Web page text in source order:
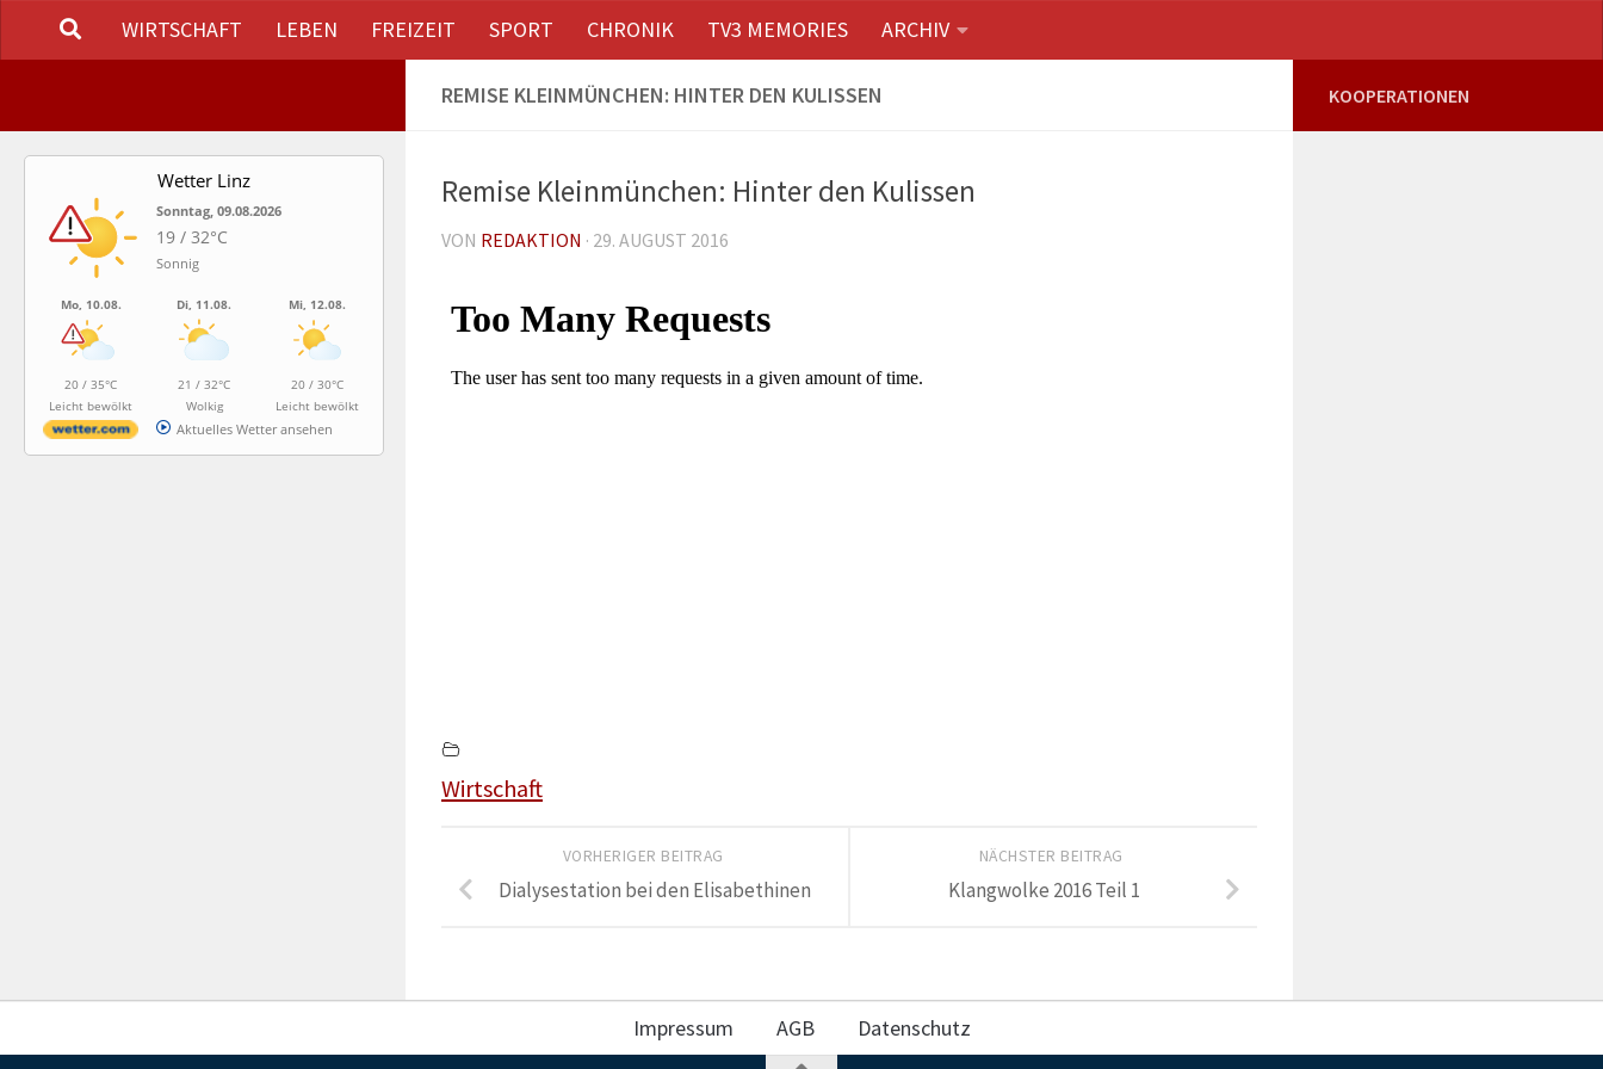
Unter dem Inhalt
WIRTSCHAFT LEBEN FREIZEIT SPORT CHRONIK TV3 MEMORIES ARCHIV
REMISE KLEINMÜNCHEN: HINTER DEN KULISSEN
Remise Kleinmünchen: Hinter den Kulissen
VON REDAKTION · 29. AUGUST 2016
Wirtschaft
NÄCHSTER BEITRAG
Klangwolke 2016 Teil 1
VORHERIGER BEITRAG
Dialysestation bei den Elisabethinen
Wetter Linz
Sonntag, 09.08.2026
19 / 32°C
Sonnig
Mo, 10.08.
20 / 35°C
Leicht bewölkt
Di, 11.08.
21 / 32°C
Wolkig
Mi, 12.08.
20 / 30°C
Leicht bewölkt
Aktuelles Wetter ansehen
KOOPERATIONEN
Impressum AGB Datenschutz